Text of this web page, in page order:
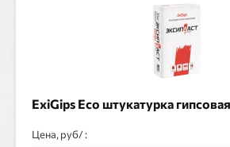
ExiGips Eco штукатурка
Цена, руб/ :